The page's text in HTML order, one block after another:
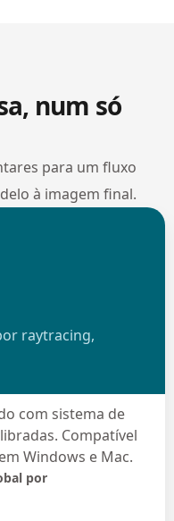
num só
para um fluxo
à imagem final.
raytracing,
com sistema de
Compatível
Windows e Mac.
por